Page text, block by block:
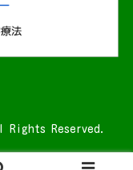
Rights Reserved.